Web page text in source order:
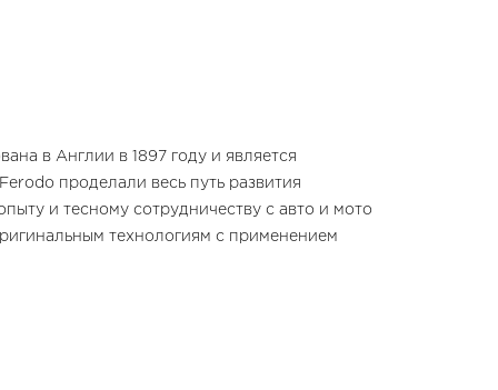
в Англии в 1897 году и является
проделали весь путь развития
и тесному сотрудничеству с авто и мото
технологиям с применением